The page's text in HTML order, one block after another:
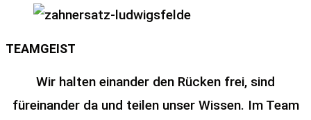
TEAMGEIST
Wir halten einander den Rücken frei, sind
füreinander da und teilen unser Wissen. Im Team